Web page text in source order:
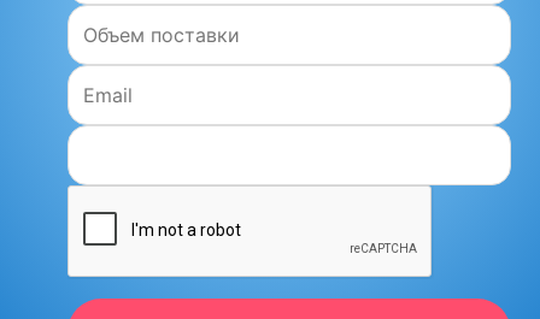
Объем поставки:
Email: